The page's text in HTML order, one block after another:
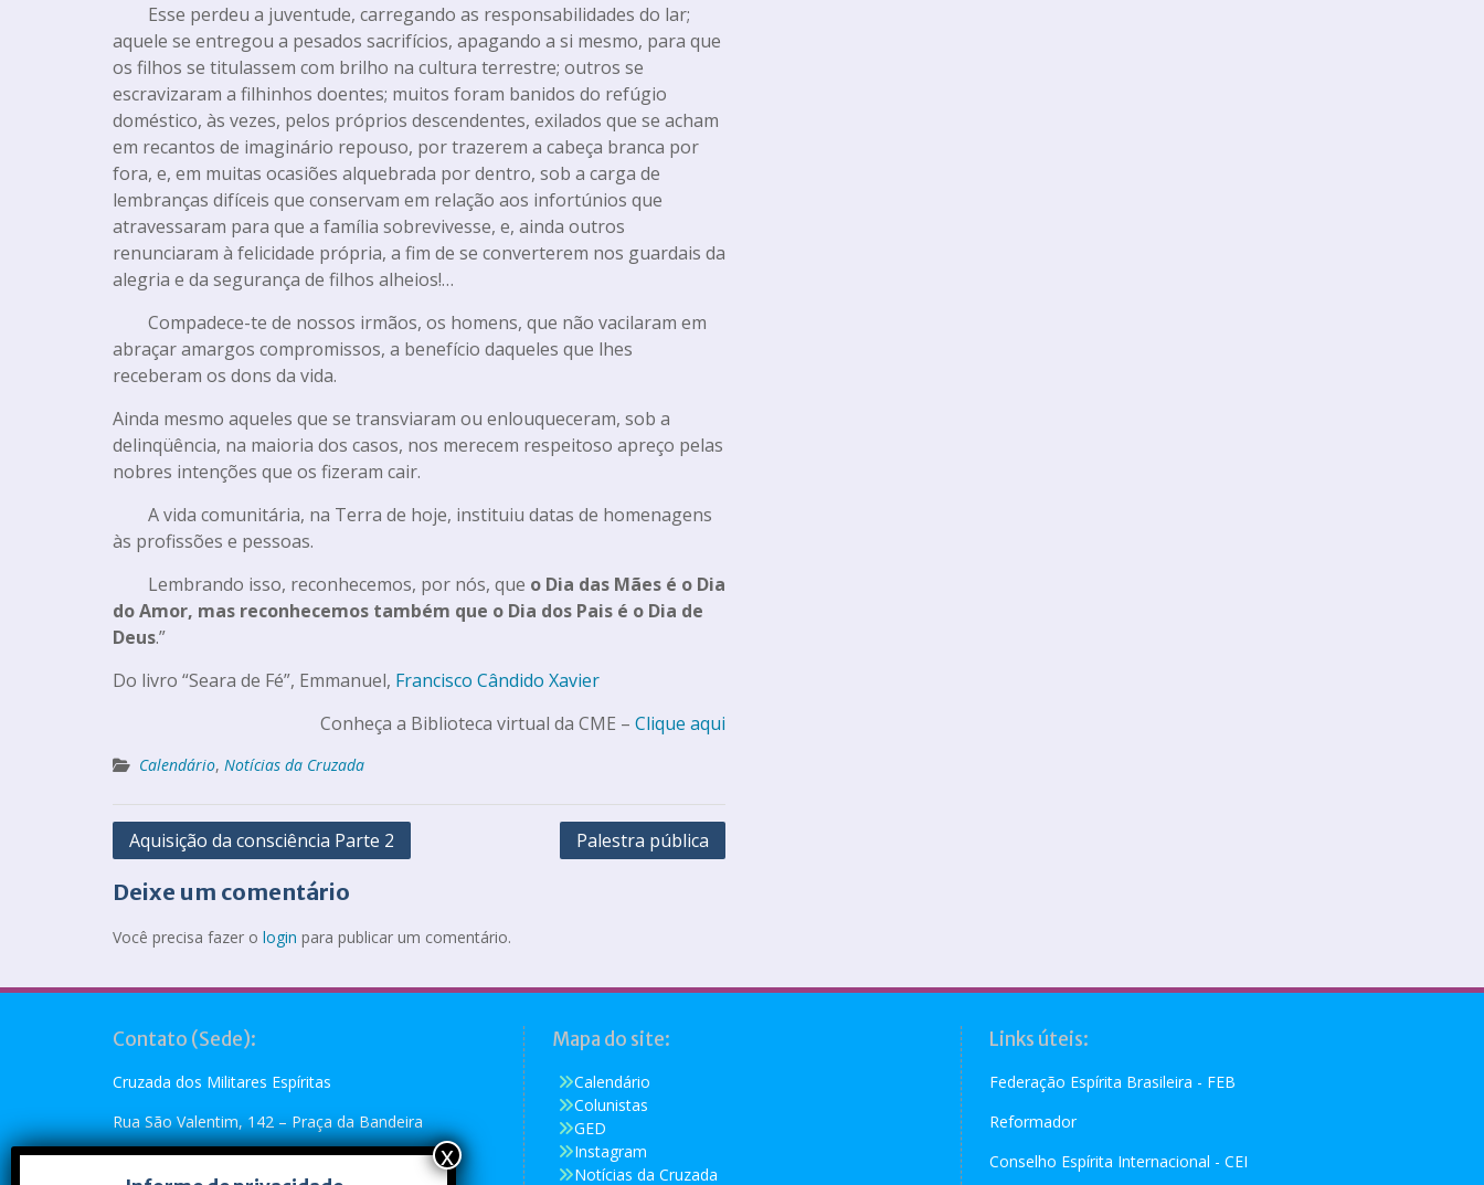
Esse perdeu a juventude, carregando as responsabilidades do lar;
aquele se entregou a pesados sacrifícios, apagando a si mesmo, para que
os filhos se titulassem com brilho na cultura terrestre; outros se
escravizaram a filhinhos doentes; muitos foram banidos do refúgio
doméstico, às vezes, pelos próprios descendentes, exilados que se acham
em recantos de imaginário repouso, por trazerem a cabeça branca por
fora, e, em muitas ocasiões alquebrada por dentro, sob a carga de
lembranças difíceis que conservam em relação aos infortúnios que
atravessaram para que a família sobrevivesse, e, ainda outros
renunciaram à felicidade própria, a fim de se converterem nos guardais da
alegria e da segurança de filhos alheios!…
Compadece-te de nossos irmãos, os homens, que não vacilaram em
abraçar amargos compromissos, a benefício daqueles que lhes
receberam os dons da vida.
Ainda mesmo aqueles que se transviaram ou enlouqueceram, sob a
delinqüência, na maioria dos casos, nos merecem respeitoso apreço pelas
nobres intenções que os fizeram cair.
A vida comunitária, na Terra de hoje, instituiu datas de homenagens
às profissões e pessoas.
Lembrando isso, reconhecemos, por nós, que o Dia das Mães é o Dia
do Amor, mas reconhecemos também que o Dia dos Pais é o Dia de
Deus.”
Do livro “Seara de Fé”, Emmanuel, Francisco Cândido Xavier
Conheça a Biblioteca virtual da CME – Clique aqui
Calendário, Notícias da Cruzada
Aquisição da consciência Parte 2 Palestra pública
Deixe um comentário
Você precisa fazer o login para publicar um comentário.
Contato (Sede):
Cruzada dos Militares Espíritas
Rua São Valentim, 142 – Praça da Bandeira
Rio de Janeiro, RJ – CEP: 20.260-110
Mapa do site:
Calendário
Colunistas
GED
Instagram
Notícias da Cruzada
Links úteis:
Federação Espírita Brasileira - FEB
Reformador
Conselho Espírita Internacional - CEI